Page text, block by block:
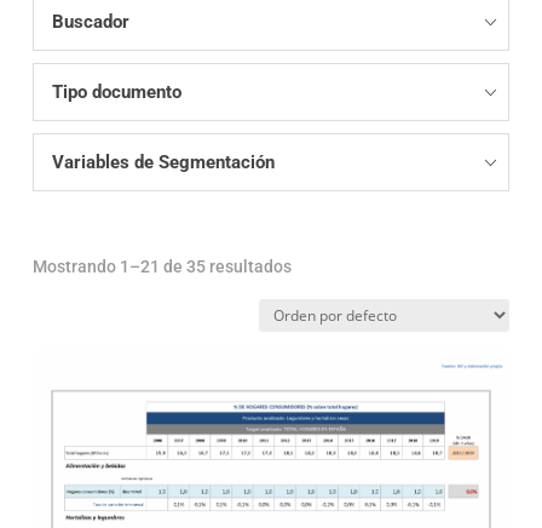
Buscador
Tipo documento
Variables de Segmentación
Mostrando 1–21 de 35 resultados